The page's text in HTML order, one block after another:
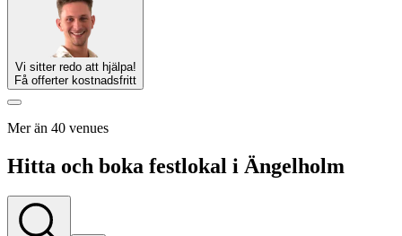
Vi sitter redo att hjälpa!
Få offerter kostnadsfritt
Mer än 40 venues
Hitta och boka festlokal i Ängelholm